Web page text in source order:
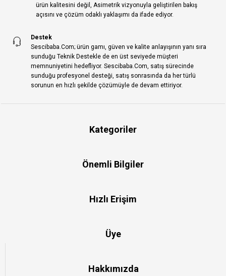
ürün kalitesini değil, Asimetrik vizyonuyla geliştirilen bakış
açısını ve çözüm odaklı yaklaşımı da ifade ediyor.
Destek
Sescibaba.Com; ürün gamı, güven ve kalite anlayışının yanı sıra
sunduğu Teknik Destekle de en üst seviyede müşteri
memnuniyetini hedefliyor. Sescibaba.Com, satış sürecinde
sunduğu profesyonel desteği, satış sonrasında da her türlü
sorunun en hızlı şekilde çözümüyle de devam ettiriyor.
Kategoriler
Önemli Bilgiler
Hızlı Erişim
Üye
Hakkımızda